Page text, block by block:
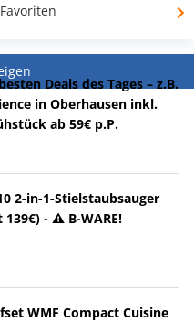
Favoriten
Deals des Tages – z.B.
in Oberhausen inkl.
ab 59€ p.P.
2-in-1-Stielstaubsauger
- ⚠️ B-WARE!
WMF Compact Cuisine